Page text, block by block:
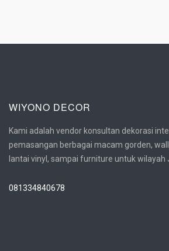
WIYONO DECOR
Kami adalah vendor konsultan dekorasi
pemasangan berbagai macam gorden,
lantai vinyl, sampai furniture untuk wilayah
081334840678